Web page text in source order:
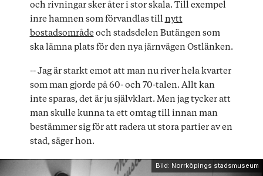
och rivningar sker åter i stor skala. Till exempel
inre hamnen som förvandlas till nytt
bostadsområdeoch stadsdelen Butängen som
ska lämna plats för den nya järnvägen Ostlänken.
-- Jag är starkt emot att man nu river hela kvarter
som man gjorde på 60- och 70-talen. Allt kan
inte sparas, det är ju självklart. Men jag tycker att
man skulle kunna ta ett omtag till innan man
bestämmer sig för att radera ut stora partier av en
stad, säger hon.
Bild: Norrköpings stadsmuseum